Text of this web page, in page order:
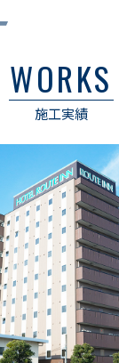
0538-34-
お問合せ
WORKS
施工実績